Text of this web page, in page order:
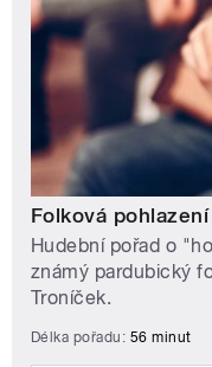
Folková pohlazení
Hudební pořad o
známý pardubický
Troníček.
Délka pořadu: 56 minut